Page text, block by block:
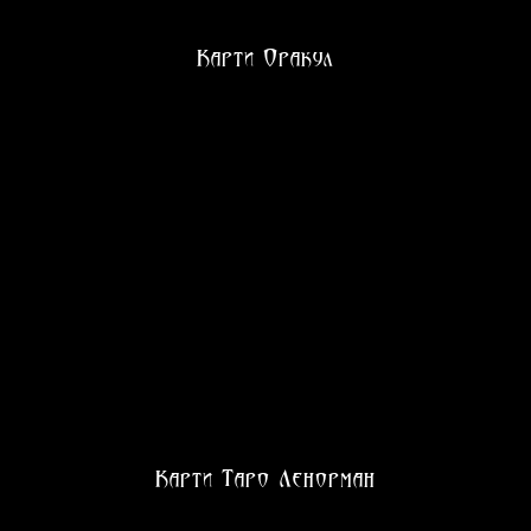
Карти Оракул
Карти Таро Ленорман